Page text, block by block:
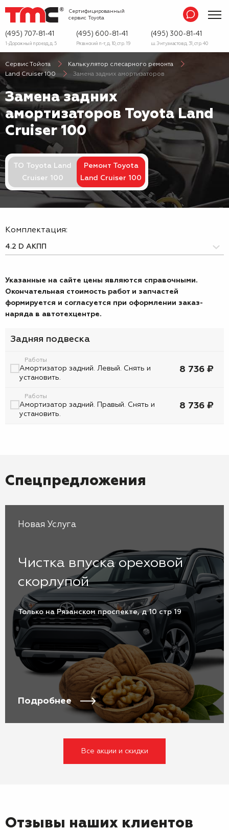
Сертифицированный
сервис Toyota
(495) 707-81-41
1-Дорожный проезд, д. 5
(495) 600-81-41
Рязанский п-т, д. 10, стр. 19
(495) 300-81-41
ш. Энтузиастов д. 31, стр. 40
Сервис Тойота
Калькулятор слесарного ремонта
Land Cruiser 100
Замена задних амортизаторов
Замена задних
амортизаторов Toyota Land
Cruiser 100
ТО Toyota Land
Cruiser 100
Ремонт Toyota
Land Cruiser 100
Комплектация:
Указанные на сайте цены являются справочными.
Окончательная стоимость работ и запчастей
формируется и согласуется при оформлении заказ-
наряда в автотехцентре.
Задняя подвеска
Работы
Амортизатор задний. Левый. Снять и
установить.
8 736 ₽
Работы
Амортизатор задний. Правый. Снять и
установить.
8 736 ₽
Спецпредложения
Новая Услуга
Чистка впуска ореховой
скорлупой
Только на Рязанском проспекте, д 10 стр 19
Подробнее
Все акции и скидки
Отзывы наших клиентов